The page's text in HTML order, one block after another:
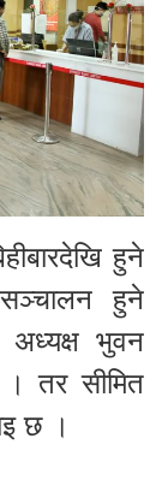
हुने
हुने
भुवन
तर सीमित
छ ।